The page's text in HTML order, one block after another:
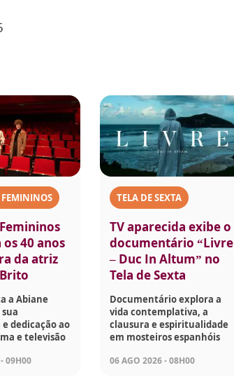
FEMININOS
40 anos
da atriz
a Abiane
dedicação ao
e televisão
09H00
TELA DE SEXTA
TV aparecida exibe o
documentário “Livre
– Duc In Altum” no
Tela de Sexta
Documentário explora a
vida contemplativa, a
clausura e espiritualidade
em mosteiros espanhóis
06 AGO 2026 - 08H00